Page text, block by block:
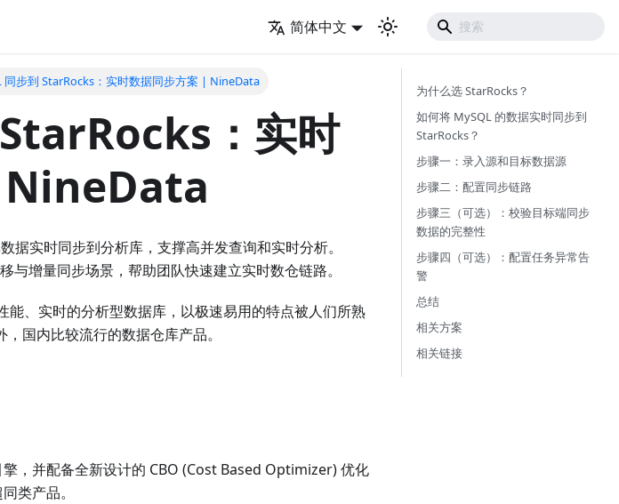
简体中文
同步到 StarRocks：实时数据同步方案 | NineData
：实时
NineData
实时同步到分析库，支撑高并发查询和实时分析。
增量同步场景，帮助团队快速建立实时数仓链路。
、实时的分析型数据库，以极速易用的特点被人们所熟
国内比较流行的数据仓库产品。
，并配备全新设计的 CBO (Cost Based Optimizer) 优化
类产品。
为什么选 StarRocks？
如何将 MySQL 的数据实时同步到
StarRocks？
步骤一：录入源和目标数据源
步骤二：配置同步链路
步骤三（可选）：校验目标端同步
数据的完整性
步骤四（可选）：配置任务异常告
警
总结
相关方案
相关链接